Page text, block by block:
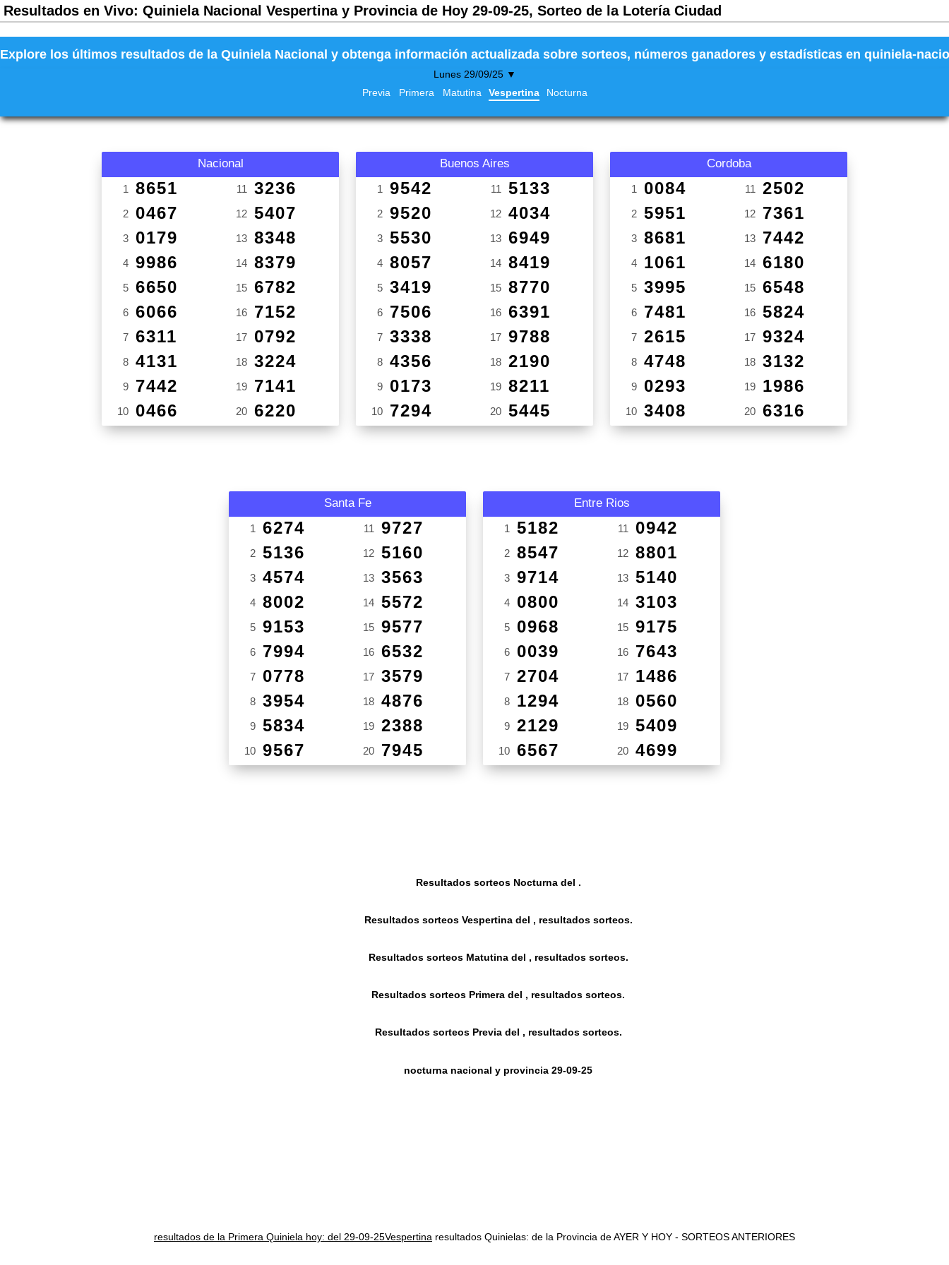
Resultados en Vivo: Quiniela Nacional Vespertina y Provincia de Hoy 29-09-25, Sorteo de la Lotería Ciudad
Explore los últimos resultados de la Quiniela Nacional y obtenga información actualizada sobre sorteos, números ganadores y estadísticas en quiniela-
Lunes 29/09/25 ▼
Previa
Primera Matutina Vespertina Nocturna
Nacional
1 8651
2 0467
3 0179
4 9986
5 6650
6 6066
7 6311
8 4131
9 7442
10 0466
11 3236
12 5407
13 8348
14 8379
15 6782
16 7152
17 0792
18 3224
19 7141
20 6220
Buenos Aires
1 9542
2 9520
3 5530
4 8057
5 3419
6 7506
7 3338
8 4356
9 0173
10 7294
11 5133
12 4034
13 6949
14 8419
15 8770
16 6391
17 9788
18 2190
19 8211
20 5445
Cordoba
1 0084
2 5951
3 8681
4 1061
5 3995
6 7481
7 2615
8 4748
9 0293
10 3408
11 2502
12 7361
13 7442
14 6180
15 6548
16 5824
17 9324
18 3132
19 1986
20 6316
Santa Fe
1 6274
2 5136
3 4574
4 8002
5 9153
6 7994
7 0778
8 3954
9 5834
10 9567
11 9727
12 5160
13 3563
14 5572
15 9577
16 6532
17 3579
18 4876
19 2388
20 7945
Entre Rios
1 5182
2 8547
3 9714
4 0800
5 0968
6 0039
7 2704
8 1294
9 2129
10 6567
11 0942
12 8801
13 5140
14 3103
15 9175
16 7643
17 1486
18 0560
19 5409
20 4699
Resultados sorteos Nocturna del .
Resultados sorteos Vespertina del , resultados sorteos.
Resultados sorteos Matutina del , resultados sorteos.
Resultados sorteos Primera del , resultados sorteos.
Resultados sorteos Previa del , resultados sorteos.
nocturna nacional y provincia 29-09-25
resultados de la Primera Quiniela hoy: del 29-09-25Vespertina resultados Quinielas: de la Provincia de AYER Y HOY - SORTEOS ANTERIORES